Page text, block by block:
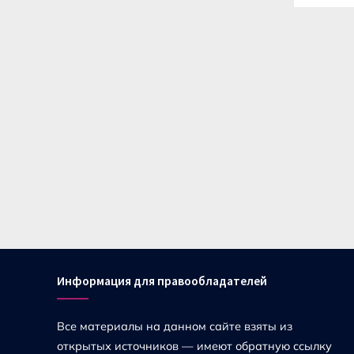
Информация для правообладателей
Все материалы на данном сайте взяты из
открытых источников — имеют обратную ссылку